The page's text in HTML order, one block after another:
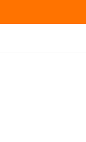
contenido